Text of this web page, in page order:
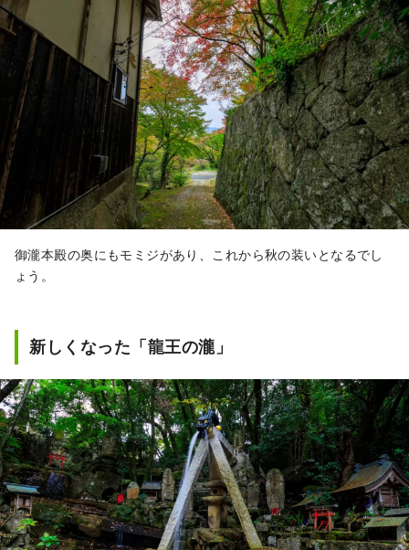
御瀧本殿の奥にもモミジがあり、これから秋の装いとなるでし
ょう。
新しくなった「龍王の瀧」